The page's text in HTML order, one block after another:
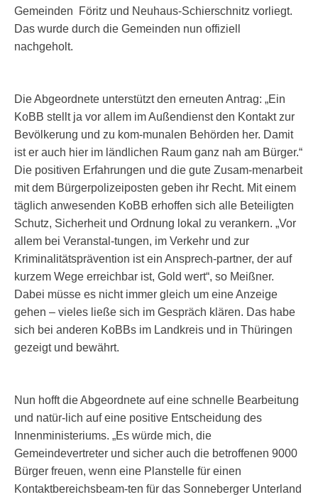
Gemeinden Föritz und Neuhaus-Schierschnitz vorliegt.
Das wurde durch die Gemeinden nun offiziell
nachgeholt.
Die Abgeordnete unterstützt den erneuten Antrag: „Ein
KoBB stellt ja vor allem im Außendienst den Kontakt zur
Bevölkerung und zu kom-munalen Behörden her. Damit
ist er auch hier im ländlichen Raum ganz nah am Bürger.“
Die positiven Erfahrungen und die gute Zusam-menarbeit
mit dem Bürgerpolizeiposten geben ihr Recht. Mit einem
täglich anwesenden KoBB erhoffen sich alle Beteiligten
Schutz, Sicherheit und Ordnung lokal zu verankern. „Vor
allem bei Veranstal-tungen, im Verkehr und zur
Kriminalitätsprävention ist ein Ansprech-partner, der auf
kurzem Wege erreichbar ist, Gold wert“, so Meißner.
Dabei müsse es nicht immer gleich um eine Anzeige
gehen – vieles ließe sich im Gespräch klären. Das habe
sich bei anderen KoBBs im Landkreis und in Thüringen
gezeigt und bewährt.
Nun hofft die Abgeordnete auf eine schnelle Bearbeitung
und natür-lich auf eine positive Entscheidung des
Innenministeriums. „Es würde mich, die
Gemeindevertreter und sicher auch die betroffenen 9000
Bürger freuen, wenn eine Planstelle für einen
Kontaktbereichsbeam-ten für das Sonneberger Unterland